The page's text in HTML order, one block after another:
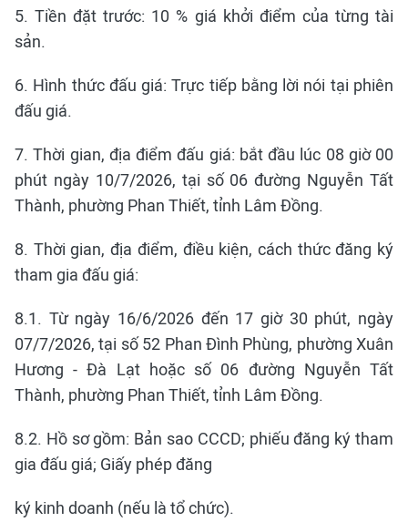
5. Tiền đặt trước: 10 % giá khởi điểm của từng tài
sản.
6. Hình thức đấu giá: Trực tiếp bằng lời nói tại phiên
đấu giá.
7. Thời gian, địa điểm đấu giá: bắt đầu lúc 08 giờ 00
phút ngày 10/7/2026, tại số 06 đường Nguyễn Tất
Thành, phường Phan Thiết, tỉnh Lâm Đồng.
8. Thời gian, địa điểm, điều kiện, cách thức đăng ký
tham gia đấu giá:
8.1. Từ ngày 16/6/2026 đến 17 giờ 30 phút, ngày
07/7/2026, tại số 52 Phan Đình Phùng, phường Xuân
Hương - Đà Lạt hoặc số 06 đường Nguyễn Tất
Thành, phường Phan Thiết, tỉnh Lâm Đồng.
8.2. Hồ sơ gồm: Bản sao CCCD; phiếu đăng ký tham
gia đấu giá; Giấy phép đăng
ký kinh doanh (nếu là tổ chức).